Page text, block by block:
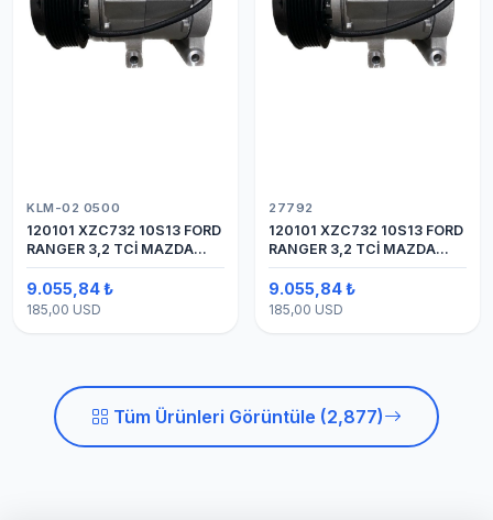
KLM-02 0500
120101 XZC732 10S13 FORD
RANGER 3,2 TCİ MAZDA
Y.M.
9.055,84 ₺
185,00 USD
27792
120101 XZC732 10S13 FORD
RANGER 3,2 TCİ MAZDA
Y.M. KOMPRESÖR 7PK 12V
9.055,84 ₺
185,00 USD
Tüm Ürünleri Görüntüle (2,877)